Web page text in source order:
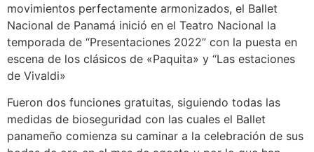
movimientos perfectamente armonizados, el Ballet
Nacional de Panamá inició en el Teatro Nacional la
temporada de “Presentaciones 2022” con la puesta en
escena de los clásicos de «Paquita» y “Las estaciones
de Vivaldi»
Fueron dos funciones gratuitas, siguiendo todas las
medidas de bioseguridad con las cuales el Ballet
panameño comienza su caminar a la celebración de sus